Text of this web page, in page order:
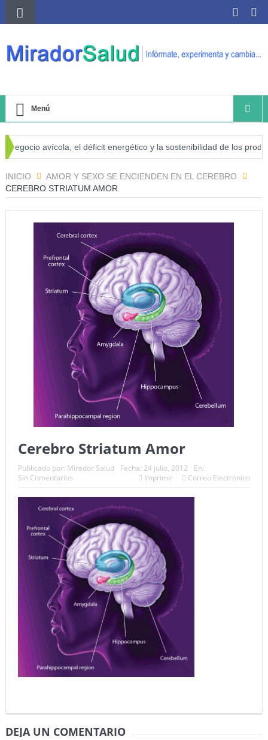
Menú
avícola, el déficit energético y la sostenibilidad de los
INICIO
AMOR Y SEXO SE ENCIENDEN EN EL CEREBRO
CEREBRO STRIATUM AMOR
Cerebro Striatum Amor
Publicado por: Mirador Salud Fecha: 24 julio, 2012
En:
Sin Comentarios
Imprimir Correo Electrónico
DEJA UN COMENTARIO